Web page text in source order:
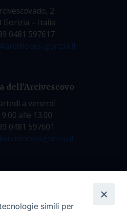
2
Gorizia – Italia
0481 597617
dell’Arcivescovo
a venerdì
alle 13.00
0481 597601
alle 12.30simili per